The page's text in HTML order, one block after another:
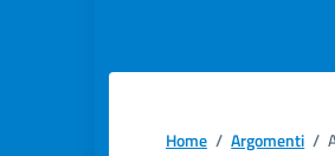
Home / Argomenti /